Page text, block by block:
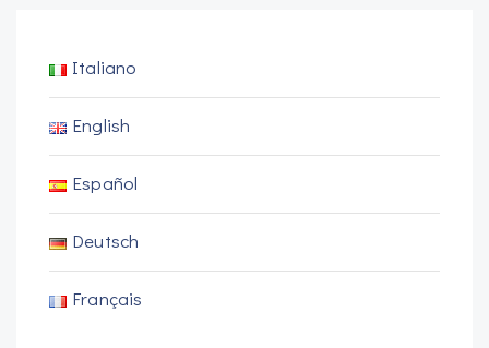
Italiano
English
Español
Deutsch
Français